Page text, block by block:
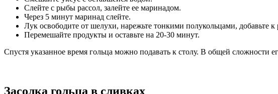
Слейте с рыбы рассол, залейте ее маринадом.
Через 5 минут маринад слейте.
Лук освободите от шелухи, нарежьте тонкими полукольцами, добавьте
Перемешайте продукты и оставьте на 20-30 минут.
Спустя указанное время гольца можно подавать к столу. В общей сложности
Засолка гольца в сливках